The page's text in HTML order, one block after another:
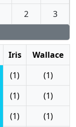
2 3
Iris
Wallace
(1)
(1)
(1)
(1)
(1)
(1)